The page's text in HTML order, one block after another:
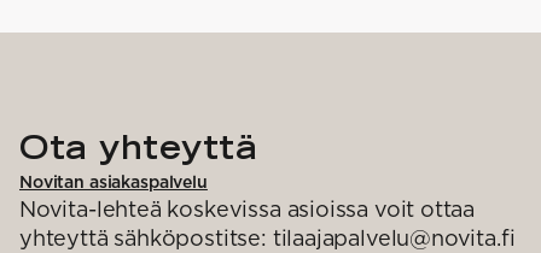
Ota yhteyttä
Novitan asiakaspalvelu
Novita-lehteä koskevissa asioissa voit ottaa
yhteyttä sähköpostitse: tilaajapalvelu@novita.fi